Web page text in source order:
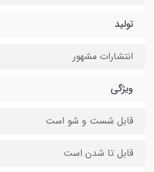
تولید
انتشارات مشهور
ویژگی
قابل شست و شو است
قابل تا شدن است